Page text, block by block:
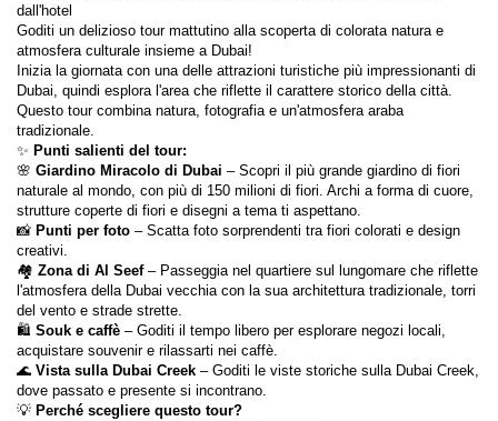
dall'hotel
Goditi un delizioso tour mattutino alla scoperta di colorata natura e
atmosfera culturale insieme a Dubai!
Inizia la giornata con una delle attrazioni turistiche più impressionanti di
Dubai, quindi esplora l'area che riflette il carattere storico della città.
Questo tour combina natura, fotografia e un'atmosfera araba
tradizionale.
✨ Punti salienti del tour:
🌸 Giardino Miracolo di Dubai – Scopri il più grande giardino di fiori
naturale al mondo, con più di 150 milioni di fiori. Archi a forma di cuore,
strutture coperte di fiori e disegni a tema ti aspettano.
📸 Punti per foto – Scatta foto sorprendenti tra fiori colorati e design
creativi.
🏘 Zona di Al Seef – Passeggia nel quartiere sul lungomare che riflette
l'atmosfera della Dubai vecchia con la sua architettura tradizionale, torri
del vento e strade strette.
🛍 Souk e caffè – Goditi il tempo libero per esplorare negozi locali,
acquistare souvenir e rilassarti nei caffè.
🌊 Vista sulla Dubai Creek – Goditi le viste storiche sulla Dubai Creek,
dove passato e presente si incontrano.
💡 Perché scegliere questo tour?